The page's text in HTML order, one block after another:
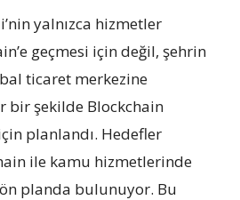
yalnızca hizmetler
geçmesi için değil, şehrin
ticaret merkezine
bir şekilde Blockchain
planlandı. Hedefler
ile kamu hizmetlerinde
planda bulunuyor. Bu